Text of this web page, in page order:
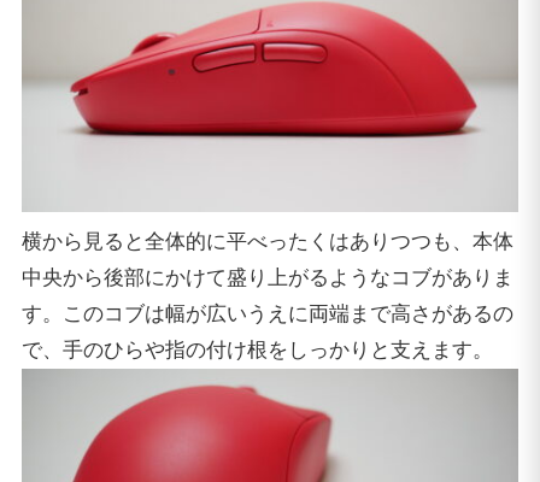
横から見ると全体的に平べったくはありつつも、本体
中央から後部にかけて盛り上がるようなコブがありま
す。このコブは幅が広いうえに両端まで高さがあるの
で、手のひらや指の付け根をしっかりと支えます。